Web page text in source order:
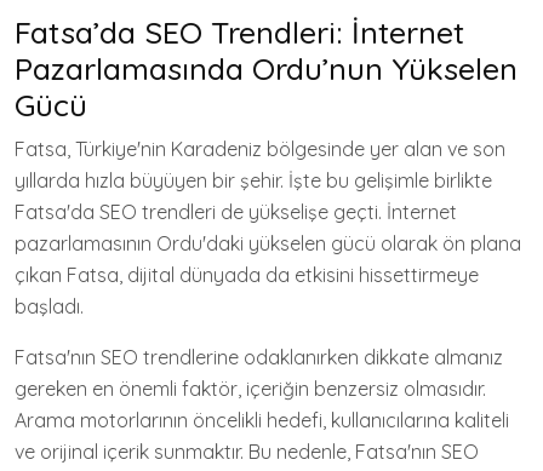
Fatsa’da SEO Trendleri: İnternet
Pazarlamasında Ordu’nun Yükselen
Gücü
Fatsa, Türkiye'nin Karadeniz bölgesinde yer alan ve son
yıllarda hızla büyüyen bir şehir. İşte bu gelişimle birlikte
Fatsa'da SEO trendleri de yükselişe geçti. İnternet
pazarlamasının Ordu'daki yükselen gücü olarak ön plana
çıkan Fatsa, dijital dünyada da etkisini hissettirmeye
başladı.
Fatsa'nın SEO trendlerine odaklanırken dikkate almanız
gereken en önemli faktör, içeriğin benzersiz olmasıdır.
Arama motorlarının öncelikli hedefi, kullanıcılarına kaliteli
ve orijinal içerik sunmaktır. Bu nedenle, Fatsa'nın SEO